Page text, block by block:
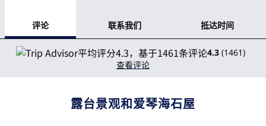
评论 联系我们 抵达时间
4.3 (1461)
查看评论
露台景观和爱琴海石屋